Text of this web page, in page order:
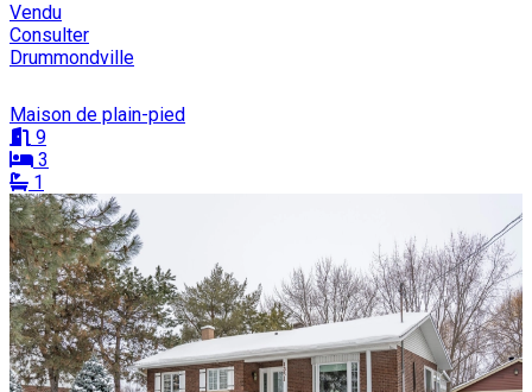
Vendu
Consulter
Drummondville
Maison de plain-pied
9
3
1